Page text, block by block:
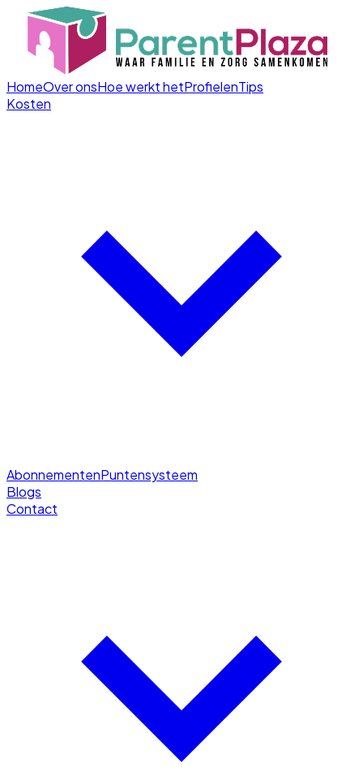
HomeOver onsHoe werkt hetProfielenTips
Kosten
AbonnementenPuntensysteem
Blogs
Contact